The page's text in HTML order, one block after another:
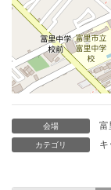
会場 富
カテゴリ キ